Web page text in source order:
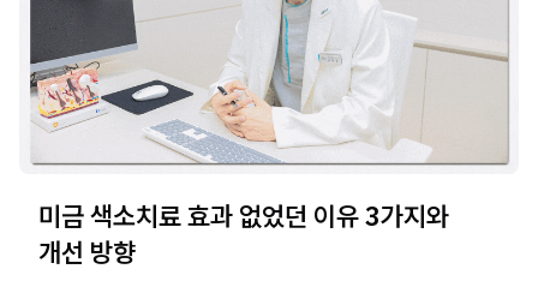
미금 색소치료 효과 없었던 이유 3가지와
개선 방향